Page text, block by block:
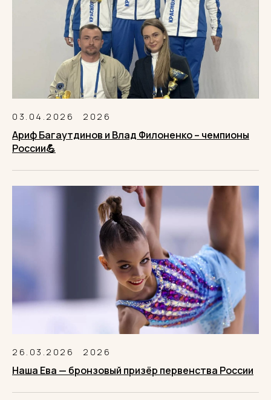
03.04.2026 2026
Ариф Багаутдинов и Влад Филоненко – чемпионы
России💪
26.03.2026 2026
Наша Ева — бронзовый призёр первенства России